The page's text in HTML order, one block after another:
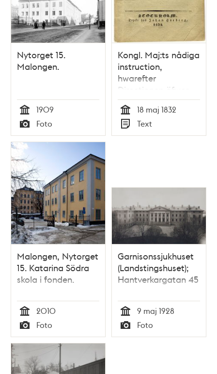
Nytorget 15.
Malongen.
Tid
1909
Typ
Foto
Kongl. Maj:ts nådiga
instruction,
hwarefter
Directionen öfwer
Allmänna
Garnisonssjukhuset i
Stockholm har sig i
underdånighet att
Tid
18 maj 1832
Typ
Text
Malongen, Nytorget
15. Katarina Södra
skola i fonden.
Tid
2010
Typ
Foto
Garnisonssjukhuset
(Landstingshuset);
Hantverkargatan 45
Tid
9 maj 1928
Typ
Foto